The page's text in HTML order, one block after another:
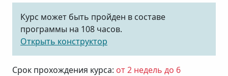
Курс может быть пройден в составе
программы на 108 часов.
Открыть конструктор
Срок прохождения курса: от 2 недель до 6